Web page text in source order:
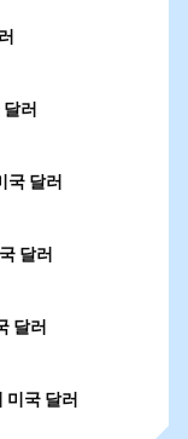
러
달러
달러
달러
국 달러